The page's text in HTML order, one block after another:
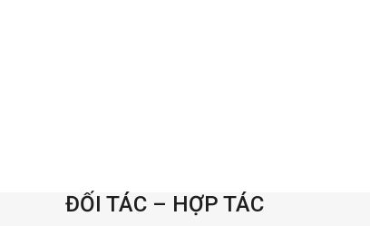
ĐỐI TÁC – HỢP TÁC